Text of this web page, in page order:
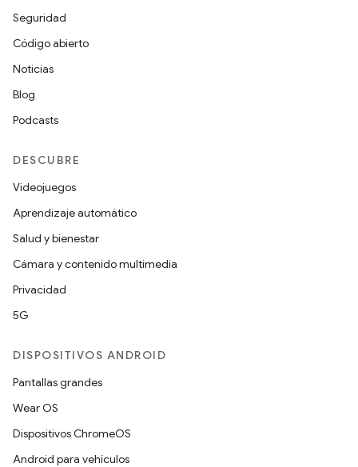
Seguridad
Código abierto
Noticias
Blog
Podcasts
DESCUBRE
Videojuegos
Aprendizaje automático
Salud y bienestar
Cámara y contenido multimedia
Privacidad
5G
DISPOSITIVOS ANDROID
Pantallas grandes
Wear OS
Dispositivos ChromeOS
Android para vehículos